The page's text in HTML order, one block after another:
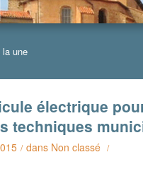
une
électrique
techniques
/ dans Non classé /